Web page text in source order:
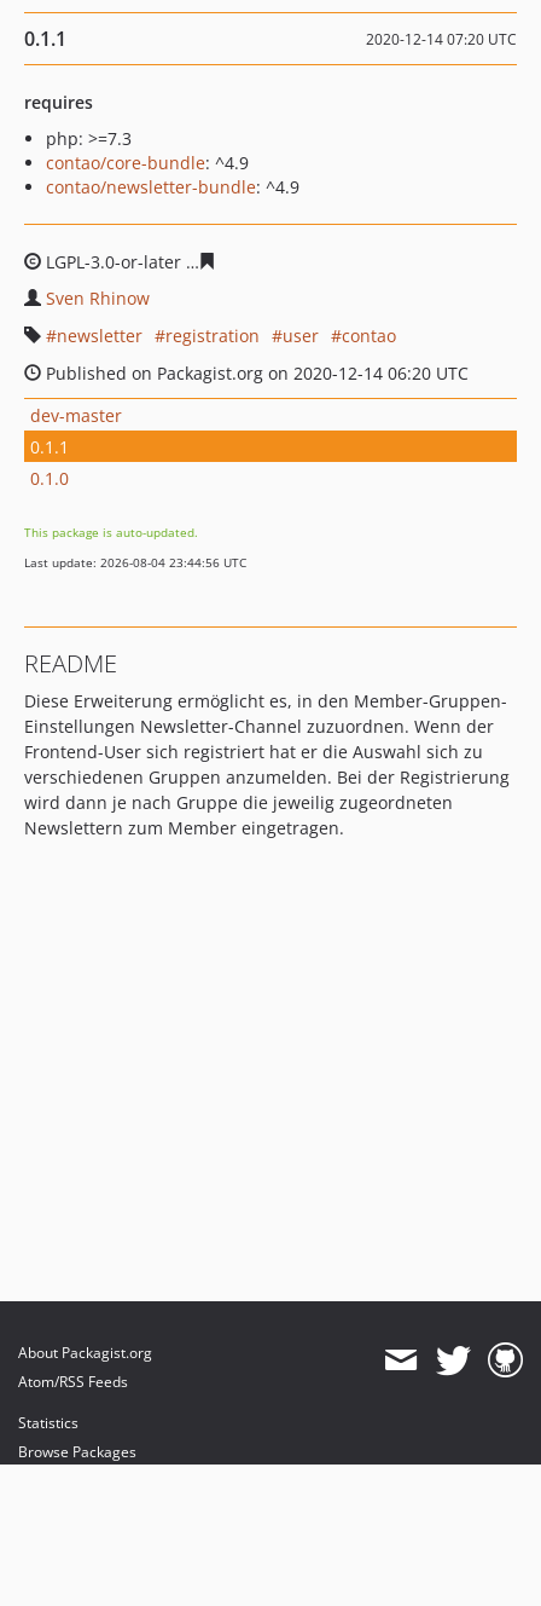
0.1.1 2020-12-14 07:20 UTC
requires
php: >=7.3
contao/core-bundle: ^4.9
contao/newsletter-bundle: ^4.9
LGPL-3.0-or-later
Sven Rhinow
newsletter
registration user
contao
Published on Packagist.org on 2020-12-14 06:20 UTC
dev-master
0.1.1
0.1.0
This package is auto-updated.
Last update: 2026-08-04 23:44:56 UTC
README
Diese Erweiterung ermöglicht es, in den Member-Gruppen-
Einstellungen Newsletter-Channel zuzuordnen. Wenn der
Frontend-User sich registriert hat er die Auswahl sich zu
verschiedenen Gruppen anzumelden. Bei der Registrierung
wird dann je nach Gruppe die jeweilig zugeordneten
Newslettern zum Member eingetragen.
About Packagist.org
Atom/RSS Feeds
Statistics
Browse Packages